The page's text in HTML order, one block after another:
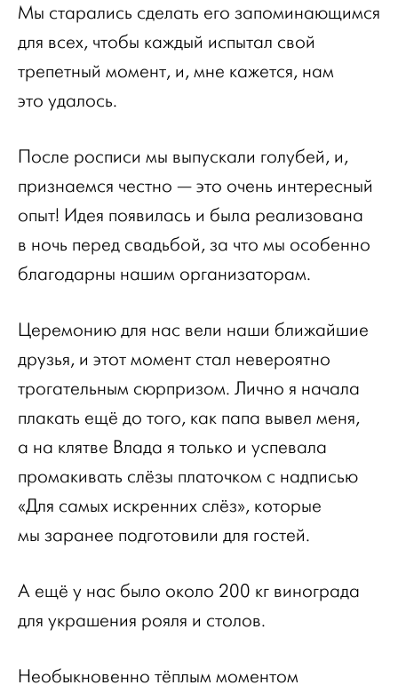
Мы старались сделать его запоминающимся
для всех, чтобы каждый испытал свой
трепетный момент, и, мне кажется, нам
это удалось.
После росписи мы выпускали голубей, и,
признаемся честно — это очень интересный
опыт! Идея появилась и была реализована
в ночь перед свадьбой, за что мы особенно
благодарны нашим организаторам.
Церемонию для нас вели наши ближайшие
друзья, и этот момент стал невероятно
трогательным сюрпризом. Лично я начала
плакать ещё до того, как папа вывел меня,
а на клятве Влада я только и успевала
промакивать слёзы платочком с надписью
«Для самых искренних слёз», которые
мы заранее подготовили для гостей.
А ещё у нас было около 200 кг винограда
для украшения рояля и столов.
Необыкновенно тёплым моментом